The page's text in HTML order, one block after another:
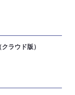
ラウド版）